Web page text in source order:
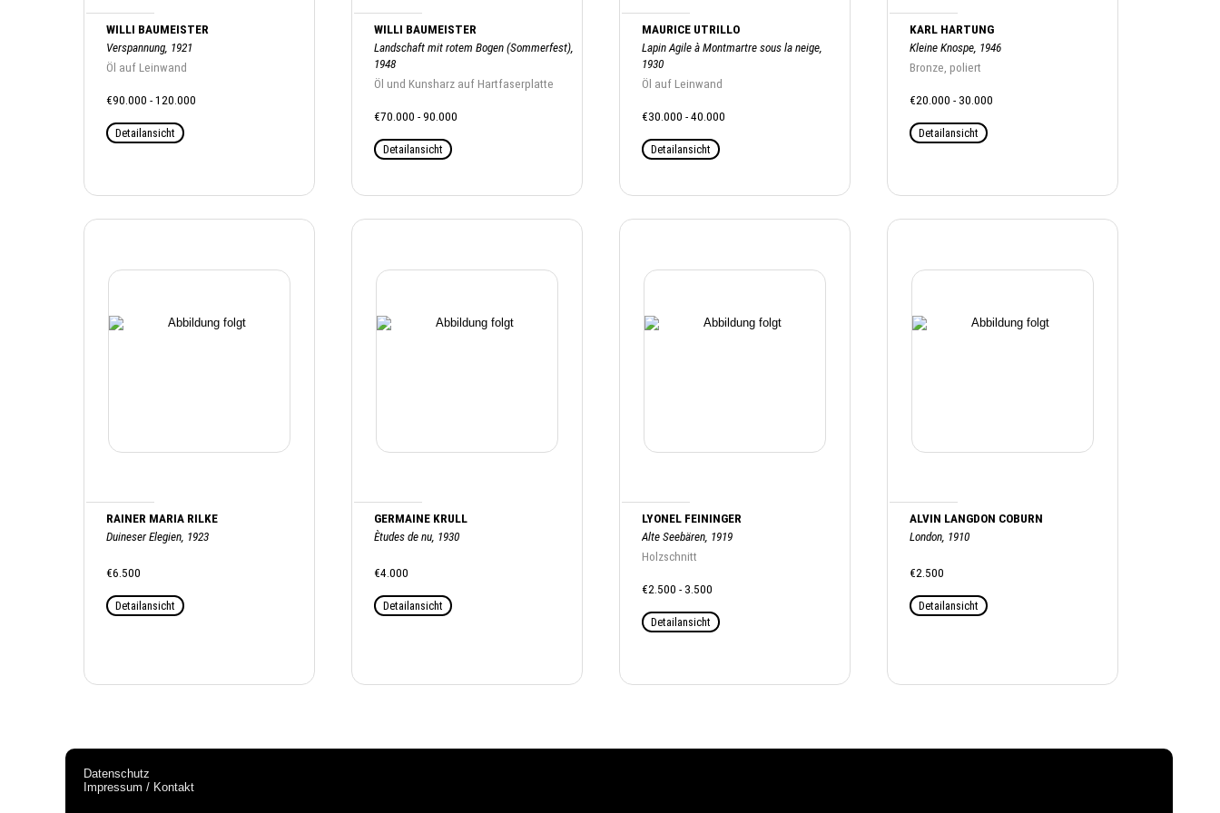
WILLI BAUMEISTER
Verspannung, 1921
Öl auf Leinwand
€90.000 - 120.000
Detailansicht
WILLI BAUMEISTER
Landschaft mit rotem Bogen (Sommerfest),
1948
Öl und Kunsharz auf Hartfaserplatte
€70.000 - 90.000
Detailansicht
MAURICE UTRILLO
Lapin Agile à Montmartre sous la neige,
1930
Öl auf Leinwand
€30.000 - 40.000
Detailansicht
KARL HARTUNG
Kleine Knospe, 1946
Bronze, poliert
€20.000 - 30.000
Detailansicht
RAINER MARIA RILKE
Duineser Elegien, 1923
€6.500
Detailansicht
GERMAINE KRULL
Ètudes de nu, 1930
€4.000
Detailansicht
LYONEL FEININGER
Alte Seebären, 1919
Holzschnitt
€2.500 - 3.500
Detailansicht
ALVIN LANGDON COBURN
London, 1910
€2.500
Detailansicht
Datenschutz
Impressum / Kontakt